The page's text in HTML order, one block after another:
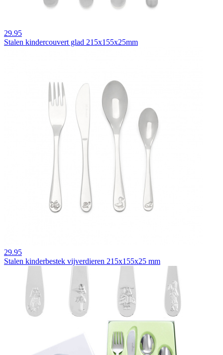
29.95
Stalen kindercouvert glad 215x155x25mm
29.95
Stalen kinderbestek vijverdieren 215x155x25 mm